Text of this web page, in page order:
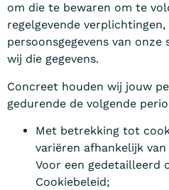
om die te bewaren om te
regelgevende
persoonsgegevens van
wij die gegevens.
Concreet houden wij jouw
gedurende de volgende
Met betrekking tot
variëren afhankelijk
Voor een gedetailleerd
Cookiebeleid;